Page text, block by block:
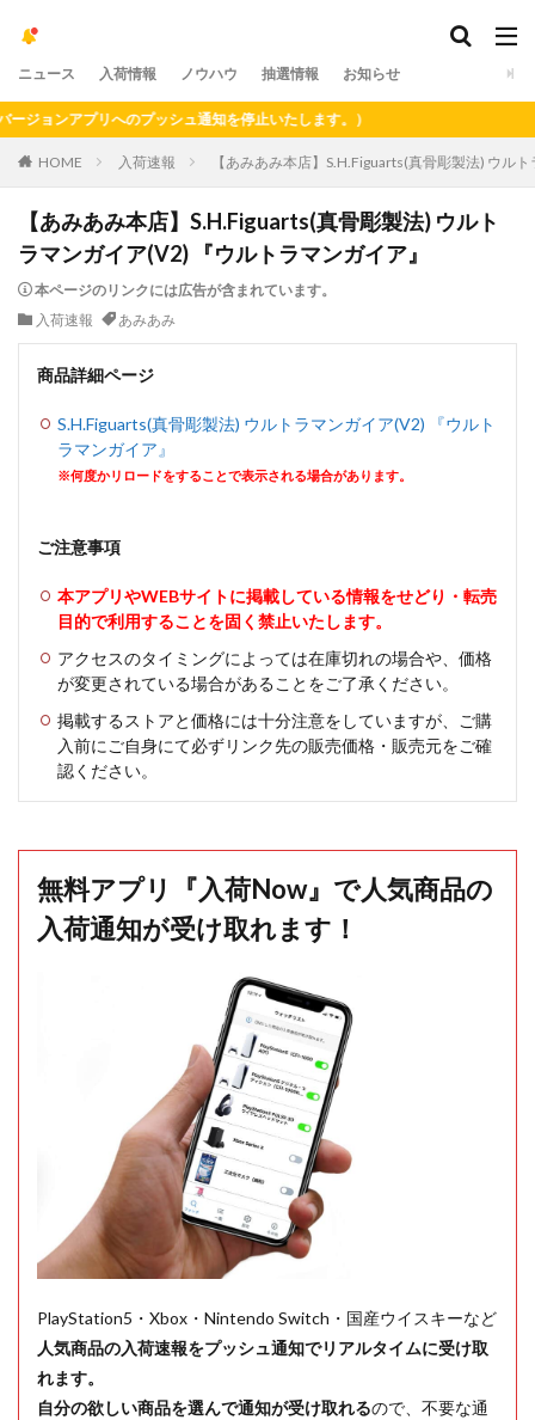
ニュース 入荷情報 ノウハウ 抽選情報 お知らせ
ンアプリへのプッシュ通知を停止いたします。）
HOME 入荷速報 【あみあみ本店】S.H.Figuarts(真骨彫製法) ウル
【あみあみ本店】S.H.Figuarts(真骨彫製法) ウルト
ラマンガイア(V2) 『ウルトラマンガイア』
本ページのリンクには広告が含まれています。
入荷速報
あみあみ
商品詳細ページ
S.H.Figuarts(真骨彫製法) ウルトラマンガイア(V2) 『ウルト
ラマンガイア』
※何度かリロードをすることで表示される場合があります。
ご注意事項
本アプリやWEBサイトに掲載している情報をせどり・転売
目的で利用することを固く禁止いたします。
アクセスのタイミングによっては在庫切れの場合や、価格
が変更されている場合があることをご了承ください。
掲載するストアと価格には十分注意をしていますが、ご購
入前にご自身にて必ずリンク先の販売価格・販売元をご確
認ください。
無料アプリ『入荷Now』で人気商品の
入荷通知が受け取れます！
PlayStation5・Xbox・Nintendo Switch・国産ウイスキーなど
人気商品の入荷速報をプッシュ通知でリアルタイムに受け取
れます。
自分の欲しい商品を選んで通知が受け取れるので、不要な通